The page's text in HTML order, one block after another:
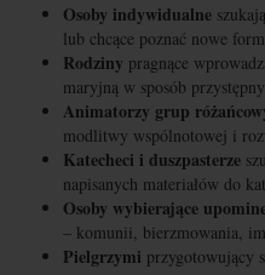
Osoby indywidualne
lub chcące poznać nowe
Rodziny pragnące
maryjną w sposób
Animatorzy grup
modlitwy wspólnotowej i
Katecheci i duszpasterze
napisanych materiałów do
Osoby wybierające
– komunii, bierzmowania,
Pielgrzymi przygotowujący